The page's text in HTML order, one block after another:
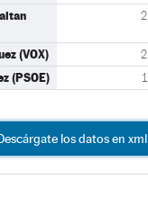
2
(VOX) 2
(PSOE) 1
los datos en xml